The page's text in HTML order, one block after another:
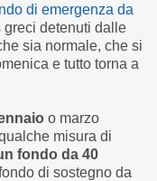
di emergenza da
greci detenuti dalle
sia normale, che si
e tutto torna a
o marzo
misura di
fondo da 40
di sostegno da